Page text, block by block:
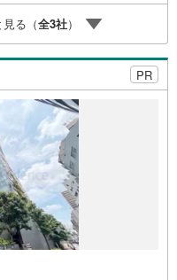
0円からのご購入可能です■
合わせください。
る（全3社）
PR